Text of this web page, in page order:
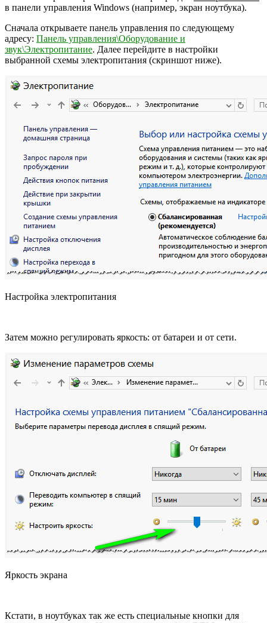
в панели управления Windows (например, экран ноутбука).
Сначала открываете панель управления по следующему
адресу: Панель управления\Оборудование и
звук\Электропитание. Далее перейдите в настройки
выбранной схемы электропитания (скриншот ниже).
Настройка электропитания
Затем можно регулировать яркость: от батареи и от сети.
Яркость экрана
Кстати, в ноутбуках так же есть специальные кнопки для